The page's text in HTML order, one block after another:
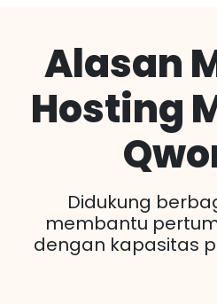
Alasan
Hosting
Didukung
membantu
dengan kapasitas